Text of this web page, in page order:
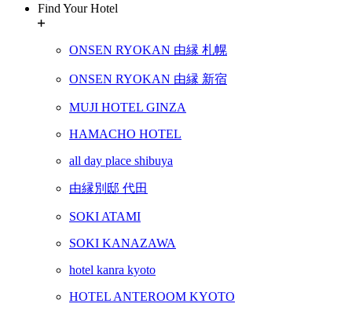
Find Your Hotel
ONSEN RYOKAN 由縁 札幌
ONSEN RYOKAN 由縁 新宿
MUJI HOTEL GINZA
HAMACHO HOTEL
all day place shibuya
由縁別邸 代田
SOKI ATAMI
SOKI KANAZAWA
hotel kanra kyoto
HOTEL ANTEROOM KYOTO